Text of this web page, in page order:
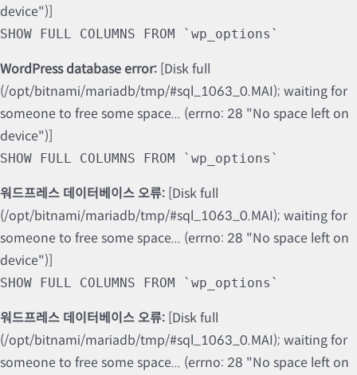
device")]
SHOW FULL COLUMNS FROM `wp_options`
WordPress database error: [Disk full
(/opt/bitnami/mariadb/tmp/#sql_1063_0.MAI); waiting for
someone to free some space... (errno: 28 "No space left on
device")]
SHOW FULL COLUMNS FROM `wp_options`
워드프레스 데이터베이스 오류: [Disk full
(/opt/bitnami/mariadb/tmp/#sql_1063_0.MAI); waiting for
someone to free some space... (errno: 28 "No space left on
device")]
SHOW FULL COLUMNS FROM `wp_options`
워드프레스 데이터베이스 오류: [Disk full
(/opt/bitnami/mariadb/tmp/#sql_1063_0.MAI); waiting for
someone to free some space... (errno: 28 "No space left on